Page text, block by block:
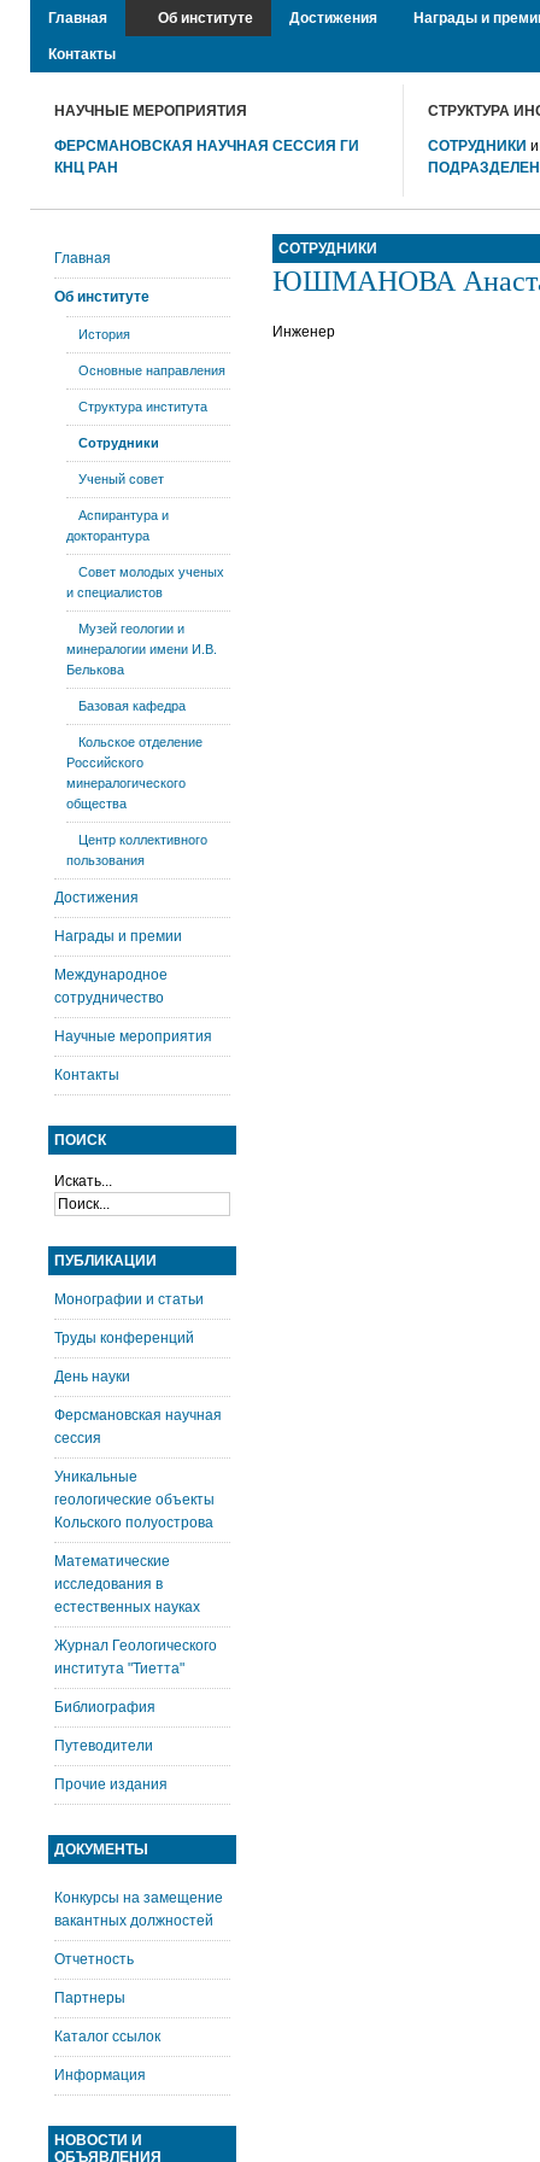
Главная Об институте Достижения Награды и
Контакты
НАУЧНЫЕ МЕРОПРИЯТИЯ
ФЕРСМАНОВСКАЯ НАУЧНАЯ СЕССИЯ ГИ
КНЦ РАН
СТРУКТУРА
СОТРУДНИКИ
СОТРУДНИКИ
ЮШМАНОВА
Инженер
Главная
Об институте
История
Основные направления
Структура института
Сотрудники
Ученый совет
Аспирантура и
докторантура
Совет молодых ученых
и специалистов
Музей геологии и
минералогии имени И.В.
Белькова
Базовая кафедра
Кольское отделение
Российского
минералогического
общества
Центр коллективного
пользования
Достижения
Награды и премии
Международное
сотрудничество
Научные мероприятия
Контакты
ПОИСК
Искать...
ПУБЛИКАЦИИ
Монографии и статьи
Труды конференций
День науки
Ферсмановская научная
сессия
Уникальные
геологические объекты
Кольского полуострова
Математические
исследования в
естественных науках
Журнал Геологического
института "Тиетта"
Библиография
Путеводители
Прочие издания
ДОКУМЕНТЫ
Конкурсы на замещение
вакантных должностей
Отчетность
Партнеры
Каталог ссылок
Информация
НОВОСТИ И
ОБЪЯВЛЕНИЯ